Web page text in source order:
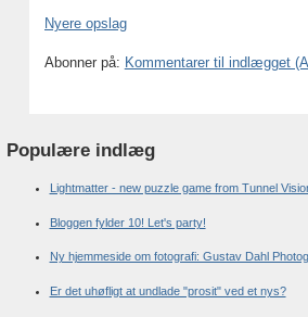
Nyere opslag
Abonner på: Kommentarer til indlægget
Populære indlæg
Lightmatter - new puzzle game from Tunnel
Bloggen fylder 10! Let's party!
Ny hjemmeside om fotografi: Gustav Dahl
Er det uhøfligt at undlade "prosit" ved et nys?